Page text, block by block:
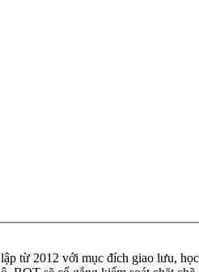
từ 2012 với mục đích giao lưu,